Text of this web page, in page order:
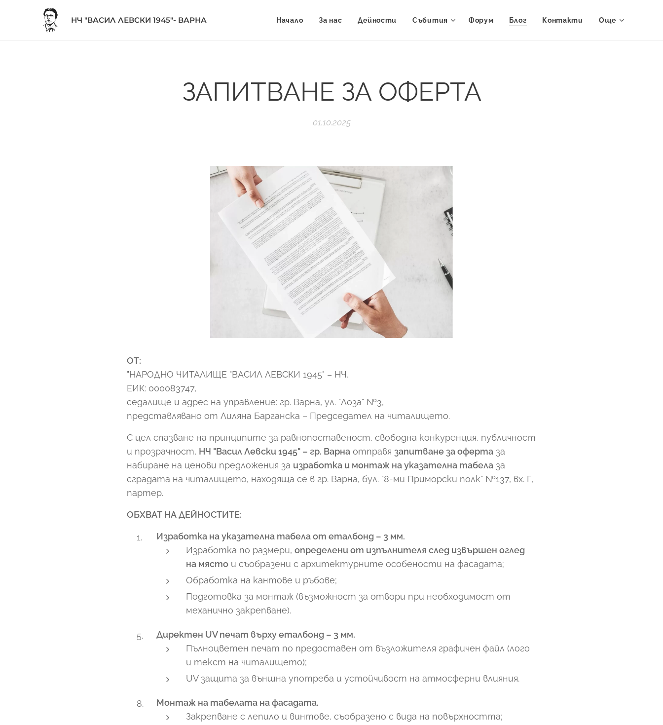
НЧ "ВАСИЛ ЛЕВСКИ 1945"- ВАРНА Начало За нас Дейности Събития Форум Блог Контакти Още
ЗАПИТВАНЕ ЗА ОФЕРТА
01.10.2025
ОТ:
"НАРОДНО ЧИТАЛИЩЕ "ВАСИЛ ЛЕВСКИ 1945" – НЧ,
ЕИК: 000083747,
седалище и адрес на управление: гр. Варна, ул. "Лоза" №3,
представлявано от Лиляна Барганска – Председател на читалището.
С цел спазване на принципите за равнопоставеност, свободна конкуренция, публичност
и прозрачност, НЧ "Васил Левски 1945" – гр. Варна отправя запитване за оферта за
набиране на ценови предложения за изработка и монтаж на указателна табела за
сградата на читалището, находяща се в гр. Варна, бул. "8-ми Приморски полк" №137, вх. Г,
партер.
ОБХВАТ НА ДЕЙНОСТИТЕ:
Изработка на указателна табела от еталбонд – 3 мм.
Изработка по размери, определени от изпълнителя след извършен оглед
на място и съобразени с архитектурните особености на фасадата;
Обработка на кантове и ръбове;
Подготовка за монтаж (възможност за отвори при необходимост от
механично закрепване).
Директен UV печат върху еталбонд – 3 мм.
Пълноцветен печат по предоставен от възложителя графичен файл (лого
и текст на читалището);
UV защита за външна употреба и устойчивост на атмосферни влияния.
Монтаж на табелата на фасадата.
Закрепване с лепило и винтове, съобразено с вида на повърхността;